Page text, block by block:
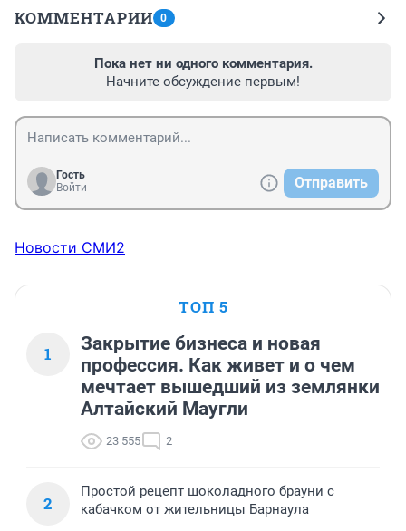
КОММЕНТАРИИ 0
Пока нет ни одного комментария.
Начните обсуждение первым!
Гость
Войти
Отправить
Новости СМИ2
ТОП 5
1
Закрытие бизнеса и новая
профессия. Как живет и о чем
мечтает вышедший из землянки
Алтайский Маугли
23 555 2
2
Простой рецепт шоколадного брауни с
кабачком от жительницы Барнаула